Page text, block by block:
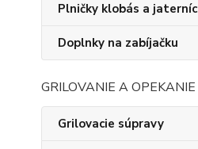
Plničky klobás a jaterníc
Doplnky na zabíjačku
GRILOVANIE A OPEKANIE
Grilovacie súpravy